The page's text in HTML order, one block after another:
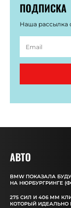
ПОДПИСКА
Наша рассылка
АВТО
BMW ПОКАЗАЛА
НА НЮРБУРГРИНГЕ
275 СИЛ И 406 ММ
КОТОРЫЙ